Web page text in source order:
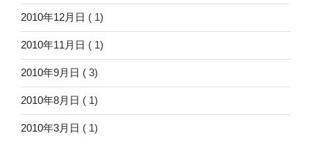
2010年12月日 ( 1)
2010年11月日 ( 1)
2010年9月日 ( 3)
2010年8月日 ( 1)
2010年3月日 ( 1)